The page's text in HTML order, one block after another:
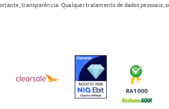
transparência. Qualquer tratamento de dados pessoais,
RA1000